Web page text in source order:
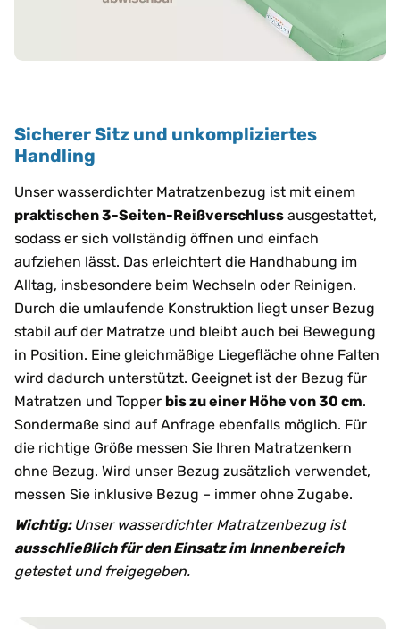
Sicherer Sitz und unkompliziertes
Handling
Unser wasserdichter Matratzenbezug ist mit einem
praktischen 3-Seiten-Reißverschluss ausgestattet,
sodass er sich vollständig öffnen und einfach
aufziehen lässt. Das erleichtert die Handhabung im
Alltag, insbesondere beim Wechseln oder Reinigen.
Durch die umlaufende Konstruktion liegt unser Bezug
stabil auf der Matratze und bleibt auch bei Bewegung
in Position. Eine gleichmäßige Liegefläche ohne Falten
wird dadurch unterstützt. Geeignet ist der Bezug für
Matratzen und Topper bis zu einer Höhe von 30 cm.
Sondermaße sind auf Anfrage ebenfalls möglich. Für
die richtige Größe messen Sie Ihren Matratzenkern
ohne Bezug. Wird unser Bezug zusätzlich verwendet,
messen Sie inklusive Bezug – immer ohne Zugabe.
Wichtig: Unser wasserdichter Matratzenbezug ist
ausschließlich für den Einsatz im Innenbereich
getestet und freigegeben.